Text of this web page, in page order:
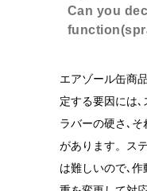
Can you
エアゾール缶商
定する要因には
ラバーの硬さ､
があります。ス
は難しいので､